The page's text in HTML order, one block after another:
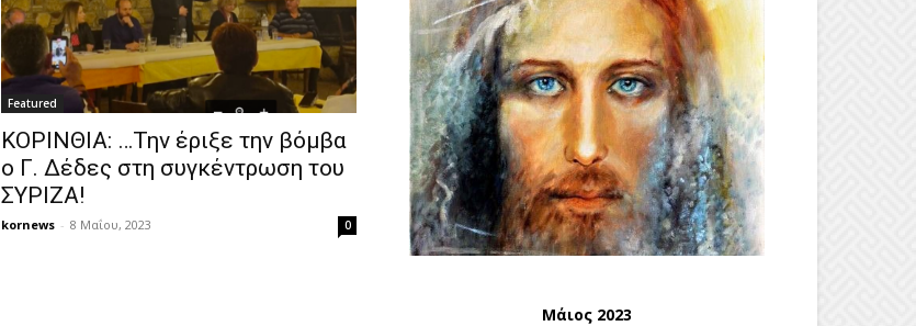
Featured
ΚΟΡΙΝΘΙΑ: …Την έριξε την βόμβα
ο Γ. Δέδες στη συγκέντρωση του
ΣΥΡΙΖΑ!
kornews - 8 Μαΐου, 2023 0
Μάιος 2023